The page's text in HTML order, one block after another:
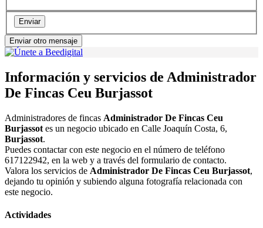
Enviar
Enviar otro mensaje
Información y servicios de Administrador
De Fincas Ceu Burjassot
Administradores de fincas Administrador De Fincas Ceu
Burjassot es un negocio ubicado en Calle Joaquín Costa, 6,
Burjassot.
Puedes contactar con este negocio en el número de teléfono
617122942, en la web y a través del formulario de contacto.
Valora los servicios de Administrador De Fincas Ceu Burjassot,
dejando tu opinión y subiendo alguna fotografía relacionada con
este negocio.
Actividades